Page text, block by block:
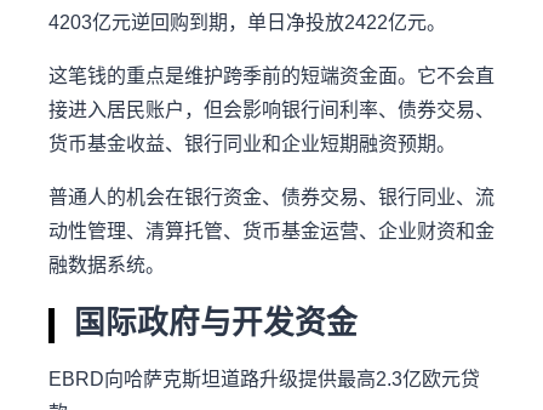
4203亿元逆回购到期，单日净投放2422亿元。
这笔钱的重点是维护跨季前的短端资金面。它不会直
接进入居民账户，但会影响银行间利率、债券交易、
货币基金收益、银行同业和企业短期融资预期。
普通人的机会在银行资金、债券交易、银行同业、流
动性管理、清算托管、货币基金运营、企业财资和金
融数据系统。
国际政府与开发资金
EBRD向哈萨克斯坦道路升级提供最高2.3亿欧元贷